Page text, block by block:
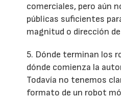
comerciales, pero aún
públicas suficientes
magnitud o dirección
5. Dónde terminan los
dónde comienza la
Todavía no tenemos
formato de un robot